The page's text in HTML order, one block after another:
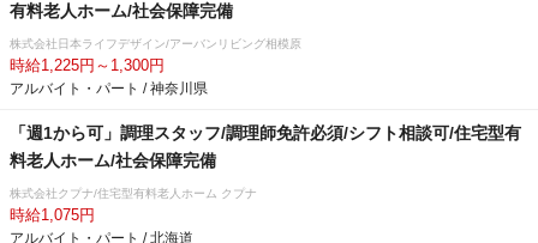
有料老人ホーム/社会保障完備
株式会社日本ライフデザイン/アーバンリビング相模原
時給1,225円～1,300円
アルバイト・パート / 神奈川県
「週1から可」調理スタッフ/調理師免許必須/シフト相談可/住宅型有
料老人ホーム/社会保障完備
株式会社クプナ/住宅型有料老人ホーム クプナ
時給1,075円
アルバイト・パート / 北海道